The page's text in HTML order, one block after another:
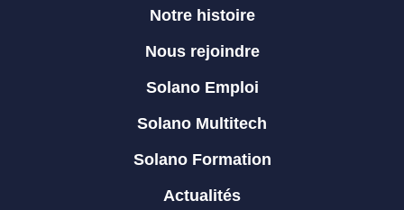
Notre histoire
Nous rejoindre
Solano Emploi
Solano Multitech
Solano Formation
Actualités